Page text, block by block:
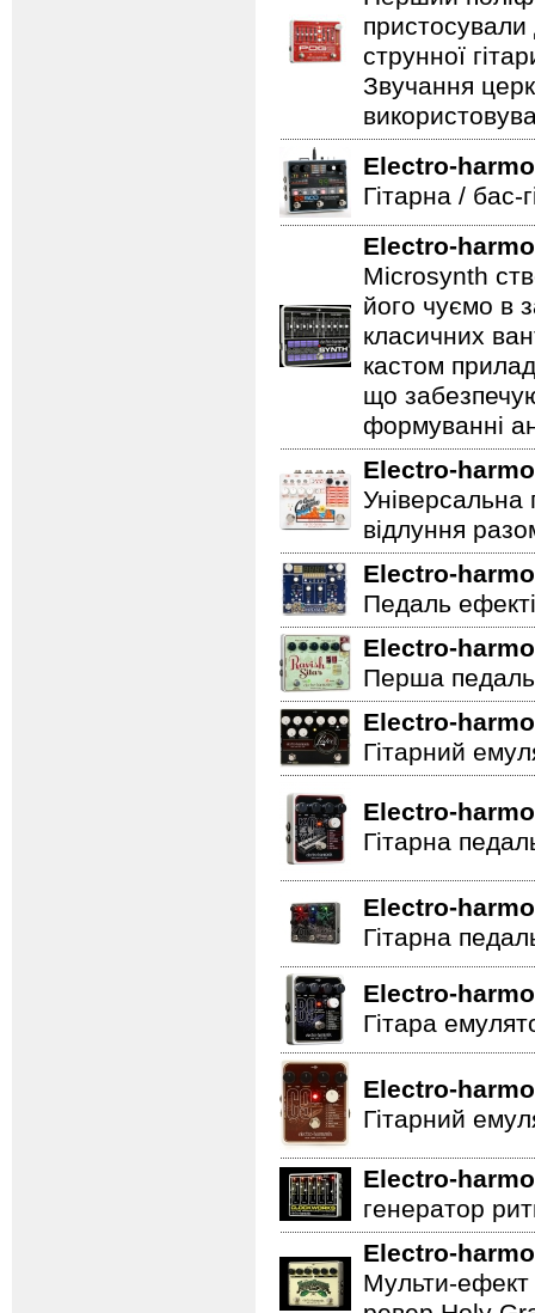
пристосували
струнної
Звучання
Electro-
Гітарна / бас-
Electro-
Microsynth
його чуємо в
класичних
кастом
що
формуванні
Electro-
Універсальна
відлуння
Electro-
Педаль
Electro-
Перша
Electro-
Гітарний
Electro-
Гітарна
Electro-
Гітарна
Electro-
Гітара
Electro-
Гітарний
Electro-
генератор
Electro-
Мульти-ефект